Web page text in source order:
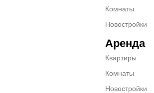
Комнаты
Новостройки
Аренда
Квартиры
Комнаты
Новостройки